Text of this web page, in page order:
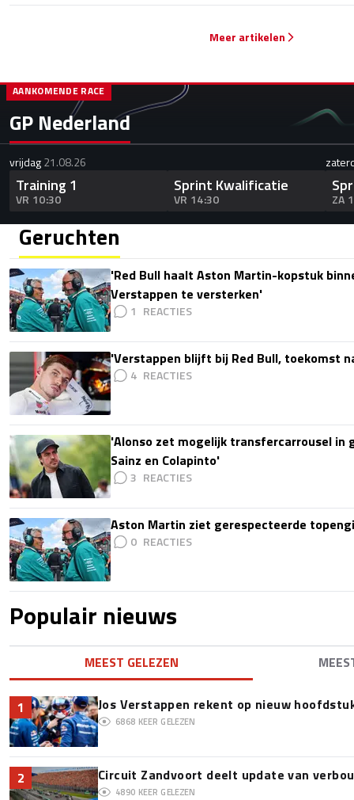
Meer artikelen
GP Nederland
AANKOMENDE RACE
vrijdag21.08.26
Training 1
VR 10:30
Sprint Kwalificatie
VR 14:30 ZA
Geruchten
'Red Bull haalt Aston Martin-kopstuk
Verstappen te versterken'
1
'Verstappen blijft bij Red Bull, toekomst
4
'Alonso zet mogelijk transfercarrousel in
Sainz en Colapinto'
3
Aston Martin ziet gerespecteerde
0
Populair nieuws
MEEST GELEZEN
1 Jos Verstappen rekent op nieuw
6868 KEER GELEZEN
2 Circuit Zandvoort deelt update van
4890 KEER GELEZEN